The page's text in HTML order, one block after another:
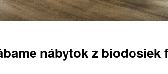
nábytok z biodosiek